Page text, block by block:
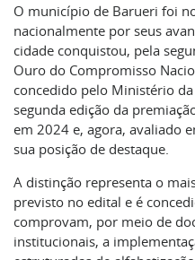
O município de Barueri foi
nacionalmente por seus
cidade conquistou, pela
Ouro do Compromisso
concedido pelo Ministério
segunda edição da
em 2024 e, agora, avaliado
sua posição de destaque.
A distinção representa o
previsto no edital e é
comprovam, por meio de
institucionais, a